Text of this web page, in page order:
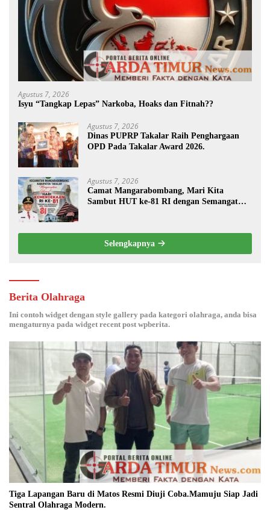
Agustus 7, 2026
Isyu “Tangkap Lepas” Narkoba, Hoaks dan Fitnah??
Agustus 7, 2026
Dinas PUPRP Takalar Raih Penghargaan
OPD Pada Takalar Award 2026.
Agustus 7, 2026
Camat Mangarabombang, Mari Kita
Sambut HUT ke-81 RI dengan Semangat
Selengkapnya
Berita Olahraga
Ini contoh widget dengan style gallery pada kategori olahraga, anda bisa
mengaturnya pada widget recent post wpberita.
Tiga Lapangan Baru di Matos Resmi Diuji Coba.Mamuju Siap Jadi
Sentral Olahraga Modern.